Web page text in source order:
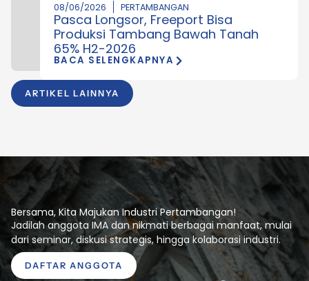
ARTIKEL LAINNYA
08/06/2026 PERTAMBANGAN
Pasca Longsor, Freeport Bisa
Produksi Tambang Bawah Tanah
65% H2-2026
BACA SELENGKAPNYA
Bersama, Kita Majukan Industri Pertambangan!
Jadilah anggota IMA dan nikmati berbagai manfaat, mulai
dari seminar, diskusi strategis, hingga kolaborasi industri.
DAFTAR ANGGOTA